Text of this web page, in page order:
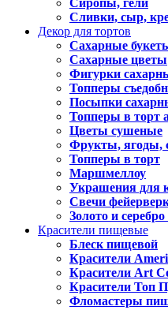
Сиропы, гели
Сливки, сыр,
Декор для тортов
Сахарные
Сахарные цветы
Фигурки
Топперы
Посыпки
Топперы в торт
Цветы сушеные
Фрукты, ягоды,
Топперы в торт
Маршмеллоу
Украшения для
Свечи
Золото и
Красители пищевые
Блеск пищевой
Красители
Красители Art
Красители Топ
Фломастеры